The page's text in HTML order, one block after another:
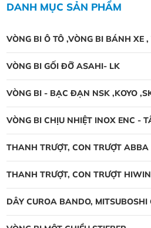
DANH MỤC SẢN PHẨM
VÒNG BI Ô TÔ ,VÒNG BI BÁNH XE
VÒNG BI GỐI ĐỠ ASAHI- LK
VÒNG BI - BẠC ĐẠN NSK ,KOYO
VÒNG BI CHỊU NHIỆT INOX ENC -
THANH TRƯỢT, CON TRƯỢT ABBA
THANH TRƯỢT, CON TRƯỢT HIWIN
DÂY CUROA BANDO, MITSUBOSHI